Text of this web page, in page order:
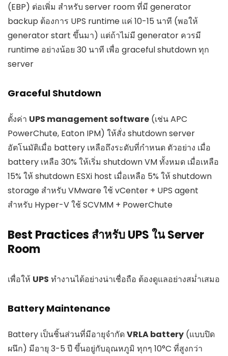
(EBP) ต่อเพิ่ม สำหรับ server room ที่มี generator
backup ต้องการ UPS runtime แค่ 10-15 นาที (พอให้
generator start ขึ้นมา) แต่ถ้าไม่มี generator ควรมี
runtime อย่างน้อย 30 นาที เพื่อ graceful shutdown ทุก
server
Graceful Shutdown
ตั้งค่า UPS management software (เช่น APC
PowerChute, Eaton IPM) ให้สั่ง shutdown server
อัตโนมัติเมื่อ battery เหลือถึงระดับที่กำหนด ตัวอย่าง เมื่อ
battery เหลือ 30% ให้เริ่ม shutdown VM ทั้งหมด เมื่อเหลือ
15% ให้ shutdown ESXi host เมื่อเหลือ 5% ให้ shutdown
storage สำหรับ VMware ใช้ vCenter + UPS agent
สำหรับ Hyper-V ใช้ SCVMM + PowerChute
Best Practices สำหรับ UPS ใน Server
Room
เพื่อให้ UPS ทำงานได้อย่างน่าเชื่อถือ ต้องดูแลอย่างสม่ำเสมอ
Battery Maintenance
Battery เป็นชิ้นส่วนที่มีอายุจำกัดVRLA battery (แบบปิด
ผนึก) มีอายุ 3-5 ปี ขึ้นอยู่กับอุณหภูมิ ทุกๆ 10°C ที่สูงกว่า